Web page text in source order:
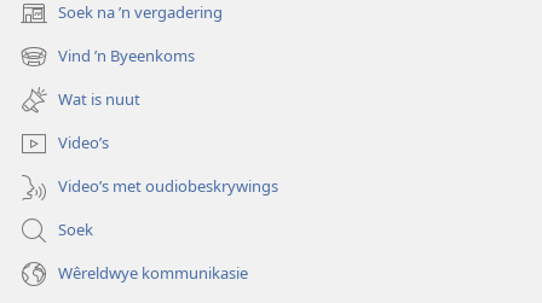
Soek na ’n vergadering
(maak
nuwe
venster
oop)
Vind ’n Byeenkoms
(maak
nuwe
venster
oop)
Wat is nuut
Video’s
Video’s met oudiobeskrywings
Soek
Wêreldwye kommunikasie